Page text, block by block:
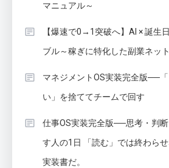
マニュアル～
【爆速で0→1突破へ】AI × 誕生
ブル～稼ぎに特化した副業ネッ
マネジメントOS実装完全版──
い」を捨ててチームで回す
仕事OS実装完全版──思考・判
す人の1日 「読む」では終わら
実装書だ。